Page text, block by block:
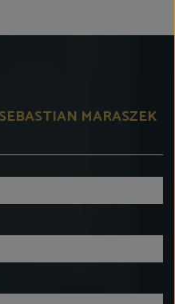
MARASZEK